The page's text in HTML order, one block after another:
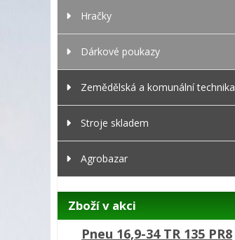
Hračky
Dárkové poukazy
Zemědělská a komunální technika
Stroje skladem
Agrobazar
Zboží v akci
Pneu 16,9-34 TR 135 PR8